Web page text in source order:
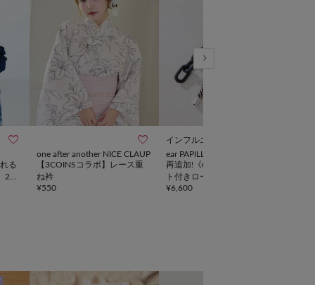

る
2w

one after another NICE CLAUP
【3COINSコラボ】レース重
ね衿
¥550
インフルエンサー企画
ear PAPILLONNER
再追加!《uchida企画》ハー
ト付きロープストラップ/バ
ッグチャーム
¥6,600